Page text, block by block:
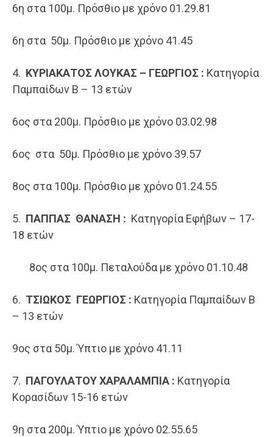
​6η στα 100μ. Πρόσθιο με χρόνο 01.29.81
​6η στα 50μ. Πρόσθιο με χρόνο 41.45
4. ΚΥΡΙΑΚΑΤΟΣ ΛΟΥΚΑΣ – ΓΕΩΡΓΙΟΣ : Κατηγορία
Παμπαίδων Β – 13 ετών
​6ος στα 200μ. Πρόσθιο με χρόνο 03.02.98
​6ος στα 50μ. Πρόσθιο με χρόνο 39.57
​8ος στα 100μ. Πρόσθιο με χρόνο 01.24.55
5. ΠΑΠΠΑΣ ΘΑΝΑΣΗ : Κατηγορία Εφήβων – 17-
18 ετών
8ος στα 100μ. Πεταλούδα με χρόνο 01.10.48
6. ΤΣΙΩΚΟΣ ΓΕΩΡΓΙΟΣ : Κατηγορία Παμπαίδων Β
– 13 ετών
​9ος στα 50μ. Ύπτιο με χρόνο 41.11
7. ΠΑΓΟΥΛΑΤΟΥ ΧΑΡΑΛΑΜΠΙΑ : Κατηγορία
Κορασίδων 15-16 ετών
​9η στα 200μ. Ύπτιο με χρόνο 02.55.65